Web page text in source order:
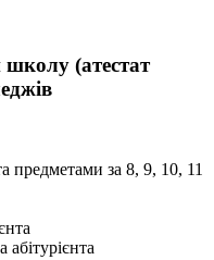
школу (атестат
предметами за 8, 9, 10, 11